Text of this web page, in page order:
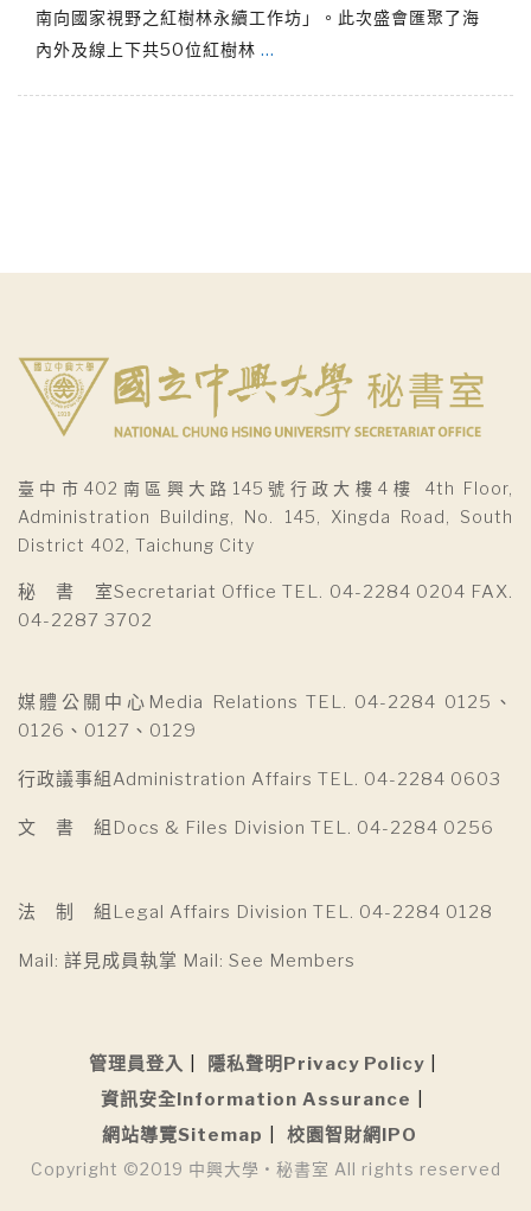
南向國家視野之紅樹林永續工作坊」。此次盛會匯聚了海
內外及線上下共50位紅樹林 …
臺中市402南區興大路145號行政大樓4樓 4th Floor,
Administration Building, No. 145, Xingda Road, South
District 402, Taichung City
秘 書 室Secretariat Office TEL. 04-2284 0204 FAX.
04-2287 3702
媒體公關中心Media Relations TEL. 04-2284 0125、
0126、0127、0129
行政議事組Administration Affairs TEL. 04-2284 0603
文 書 組Docs & Files Division TEL. 04-2284 0256
法 制 組Legal Affairs Division TEL. 04-2284 0128
Mail: 詳見成員執掌 Mail: See Members
管理員登入
隱私聲明Privacy Policy
資訊安全Information Assurance
網站導覽Sitemap
校園智財網IPO
Copyright ©2019 中興大學 • 秘書室 All rights reserved